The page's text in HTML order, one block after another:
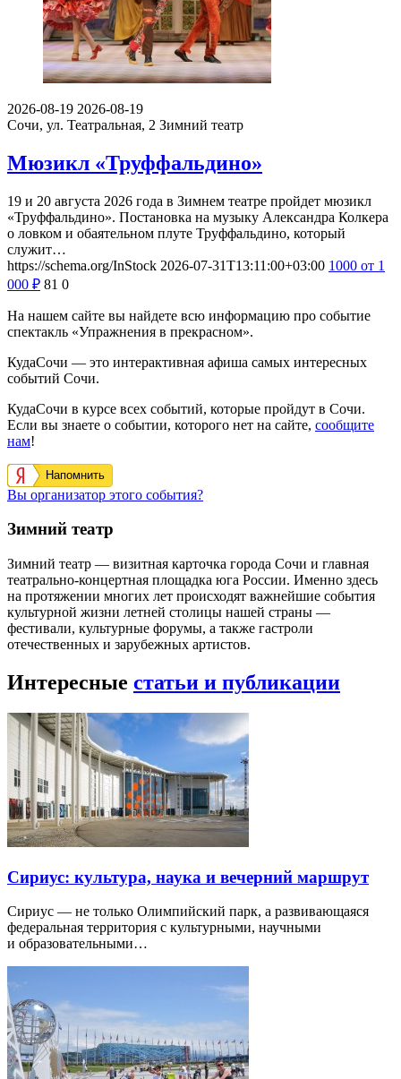
2026-08-19 2026-08-19
Сочи, ул. Театральная, 2 Зимний театр
Мюзикл «Труффальдино»
19 и 20 августа 2026 года в Зимнем театре пройдет мюзикл
«Труффальдино». Постановка на музыку Александра Колкера
о ловком и обаятельном плуте Труффальдино, который
служит…
https://schema.org/InStock 2026-07-31T13:11:00+03:00 1000 от 1
000 ₽ 81 0
На нашем сайте вы найдете всю информацию про событие
спектакль «Упражнения в прекрасном».
КудаСочи — это интерактивная афиша самых интересных
событий Сочи.
КудаСочи в курсе всех событий, которые пройдут в Сочи.
Если вы знаете о событии, которого нет на сайте, сообщите
нам!
Напомнить
Вы организатор этого события?
Зимний театр
Зимний театр — визитная карточка города Сочи и главная
театрально-концертная площадка юга России. Именно здесь
на протяжении многих лет происходят важнейшие события
культурной жизни летней столицы нашей страны —
фестивали, культурные форумы, а также гастроли
отечественных и зарубежных артистов.
Интересные статьи и публикации
Сириус: культура, наука и вечерний маршрут
Сириус — не только Олимпийский парк, а развивающаяся
федеральная территория с культурными, научными
и образовательными…